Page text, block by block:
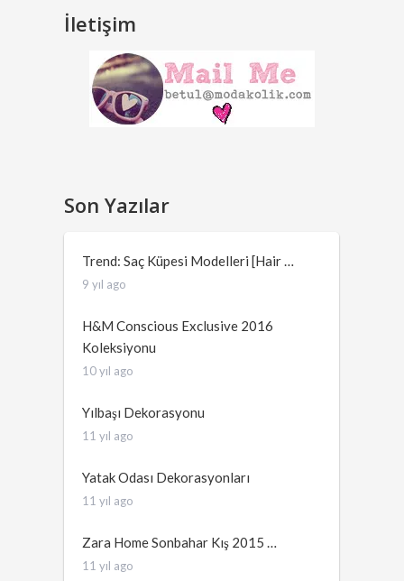
İletişim
Son Yazılar
Trend: Saç Küpesi Modelleri [Hair …
9 yıl ago
H&M Conscious Exclusive 2016
Koleksiyonu
10 yıl ago
Yılbaşı Dekorasyonu
11 yıl ago
Yatak Odası Dekorasyonları
11 yıl ago
Zara Home Sonbahar Kış 2015 …
11 yıl ago